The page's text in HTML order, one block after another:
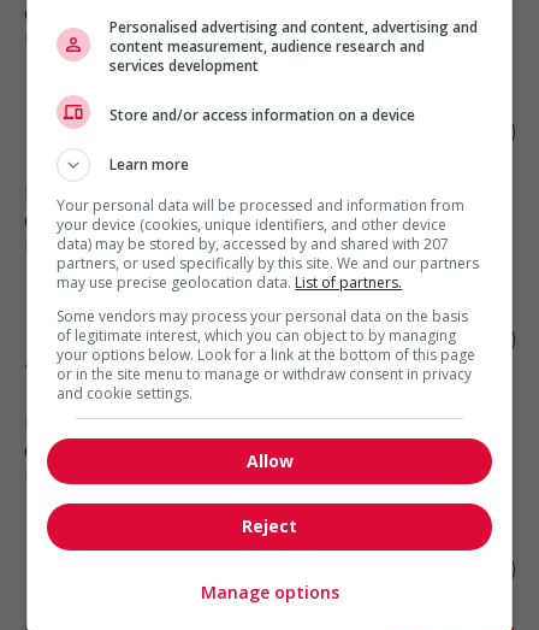
Construction, production et
manutention
Électromécanicien.ne industriel.le de nuit
Notre-Dame-des-Prairies
Construction, production et
manutention
Électricien.ne industriel.le - poste aux
appels
Notre-Dame-des-Prairies, QC
Construction, production et
manutention
Personalised advertising and content, advertising and
content measurement, audience research and
services development
Store and/or access information on a device
Learn more
Your personal data will be processed and information from
your device (cookies, unique identifiers, and other device
data) may be stored by, accessed by and shared with 207
partners, or used specifically by this site. We and our partners
may use precise geolocation data. List of partners.
Some vendors may process your personal data on the basis
of legitimate interest, which you can object to by managing
your options below. Look for a link at the bottom of this page
or in the site menu to manage or withdraw consent in privacy
and cookie settings.
Allow
Reject
Manage options